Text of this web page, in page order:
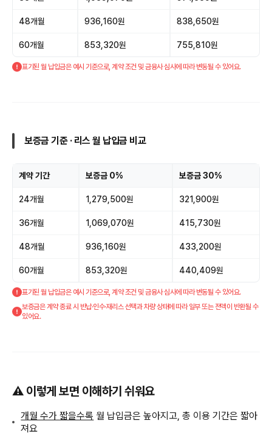
48개월 936,160원 838,650원
60개월 853,320원 755,810원
표기된 월 납입금은 예시 기준으로, 계약 조건 및 금융사 심사에 따라 변동될 수 있어요.
보증금 기준 · 리스 월 납입금 비교
계약 기간 보증금 0% 보증금 30%
24개월 1,279,500원 321,900원
36개월 1,069,070원 415,730원
48개월 936,160원 433,200원
60개월 853,320원 440,409원
표기된 월 납입금은 예시 기준으로, 계약 조건 및 금융사 심사에 따라 변동될 수 있어요.
보증금은 계약 종료 시 반납·인수·재리스 선택과 차량 상태에 따라 일부 또는 전액이 반환될 수
있어요.
⚠️ 이렇게 보면 이해하기 쉬워요
개월 수가 짧을수록 월 납입금은 높아지고, 총 이용 기간은 짧아
져요